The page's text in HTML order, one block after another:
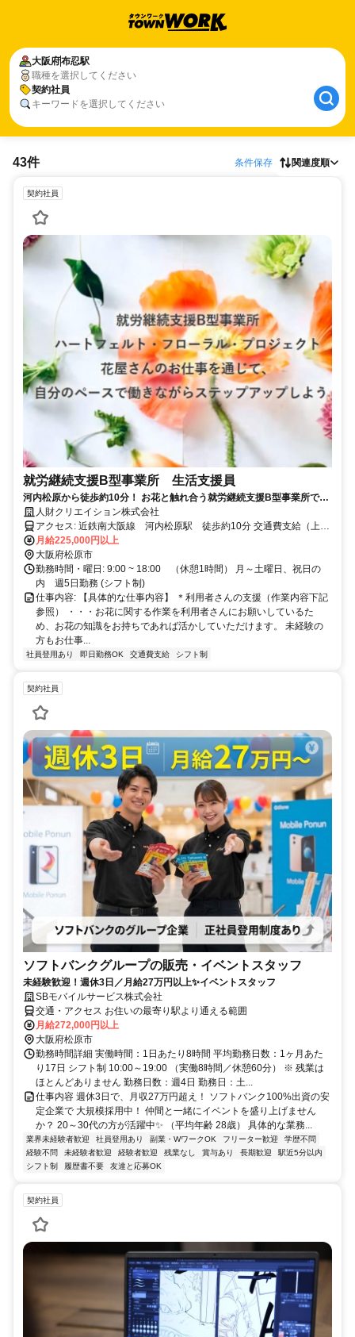
大阪府布忍駅
職種を選択してください
契約社員
キーワードを選択してください
43件 条件保存 関連度順
契約社員
就労継続支援B型事業所 生活支援員
河内松原から徒歩約10分！ お花と触れ合う就労継続支援B型事業所での
生活支援員を募集します
人財クリエイション株式会社
アクセス: 近鉄南大阪線 河内松原駅 徒歩約10分 交通費支給（上限
20,000円）
月給225,000円以上
大阪府松原市
勤務時間・曜日: 9:00 ~ 18:00 （休憩1時間） 月～土曜日、祝日の
内 週5日勤務 (シフト制)
仕事内容: 【具体的な仕事内容】 ＊利用者さんの支援（作業内容下記
参照） ・・・お花に関する作業を利用者さんにお願いしているた
め、お花の知識をお持ちであれば活かしていただけます。 未経験の
方もお仕事...
社員登用あり 即日勤務OK 交通費支給 シフト制
契約社員
ソフトバンクグループの販売・イベントスタッフ
未経験歓迎！週休3日／月給27万円以上✨イベントスタッフ
SBモバイルサービス株式会社
交通・アクセス お住いの最寄り駅より通える範囲
月給272,000円以上
大阪府松原市
勤務時間詳細 実働時間：1日あたり8時間 平均勤務日数：1ヶ月あた
り17日 シフト制 10:00～19:00 （実働8時間／休憩60分） ※ 残業は
ほとんどありません 勤務日数：週4日 勤務日：土...
仕事内容 週休3日で、月収27万円超え！ ソフトバンク100%出資の安
定企業で 大規模採用中！ 仲間と一緒にイベントを盛り上げません
か？ 20～30代の方が活躍中✨ （平均年齢 28歳） 具体的な業務...
業界未経験者歓迎 社員登用あり 副業・WワークOK フリーター歓迎
学歴不問
経験不問
未経験者歓迎 経験者歓迎 残業なし 賞与あり 長期歓迎
駅近5分以内
シフト制
履歴書不要 友達と応募OK
契約社員